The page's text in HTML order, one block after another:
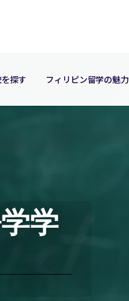
探す フィリピン留学の魅力
学